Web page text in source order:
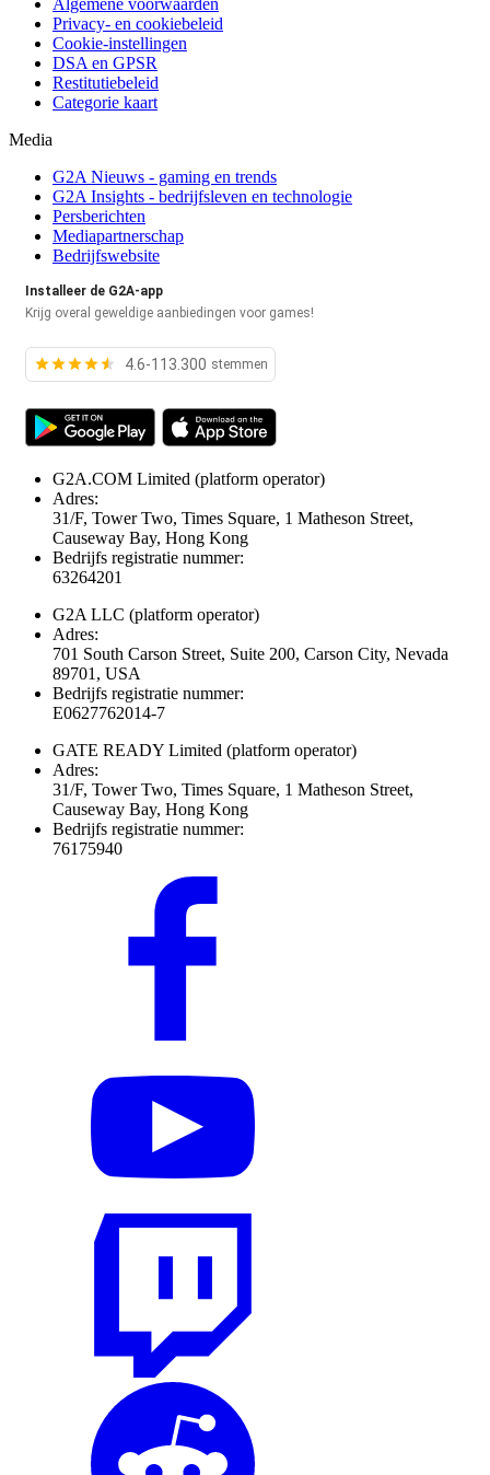
Algemene voorwaarden
Privacy- en cookiebeleid
Cookie-instellingen
DSA en GPSR
Restitutiebeleid
Categorie kaart
Media
G2A Nieuws - gaming en trends
G2A Insights - bedrijfsleven en technologie
Persberichten
Mediapartnerschap
Bedrijfswebsite
Installeer de G2A-app
Krijg overal geweldige aanbiedingen voor games!
4.6-113.300 stemmen
G2A.COM Limited (platform operator)
Adres:
31/F, Tower Two, Times Square, 1 Matheson Street,
Causeway Bay, Hong Kong
Bedrijfs registratie nummer:
63264201
G2A LLC (platform operator)
Adres:
701 South Carson Street, Suite 200, Carson City, Nevada
89701, USA
Bedrijfs registratie nummer:
E0627762014-7
GATE READY Limited (platform operator)
Adres:
31/F, Tower Two, Times Square, 1 Matheson Street,
Causeway Bay, Hong Kong
Bedrijfs registratie nummer:
76175940